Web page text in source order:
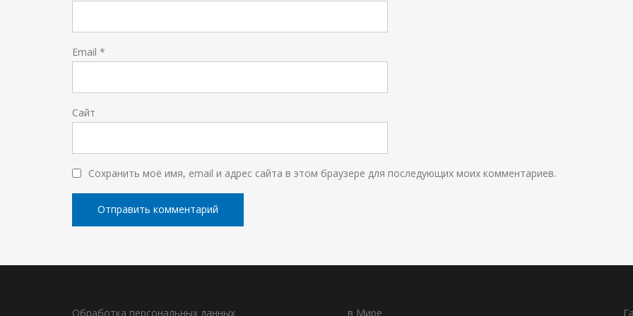
Email *
Сайт
Сохранить моё имя, email и адрес сайта в этом браузере для последующих моих комментариев.
Обработка персональных данных в Мире